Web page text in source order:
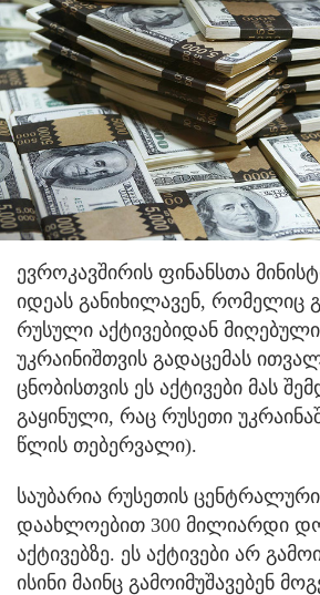
ევროკავშირის ფინანსთა
იდეას განიხილავენ, რომელიც
რუსული აქტივებიდან
უკრაინიშთვის გადაცემას
ცნობისთვის ეს აქტივები მას
გაყინული, რაც რუსეთი
წლის თებერვალი).
საუბარია რუსეთის ცენტრალური
დაახლოებით 300 მილიარდი
აქტივებზე. ეს აქტივები არ
ისინი მაინც გამოიმუშავებენ